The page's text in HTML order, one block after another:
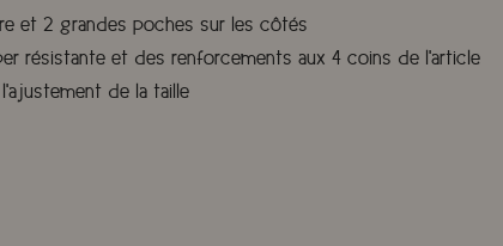
et 2 grandes poches sur les côtés
résistante et des renforcements aux 4 coins de l'article
de la taille